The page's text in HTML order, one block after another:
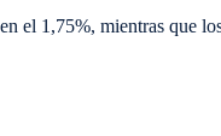
el 1,75%, mientras que